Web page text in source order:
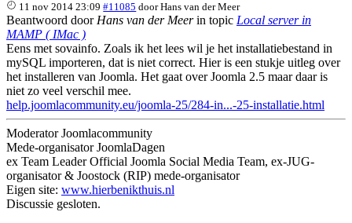
11 nov 2014 23:09 #11085 doorHans van der Meer
Beantwoord door Hans van der Meerin topic Local server in
MAMP ( IMac )
Eens met sovainfo. Zoals ik het lees wil je het installatiebestand in
mySQL importeren, dat is niet correct. Hier is een stukje uitleg over
het installeren van Joomla. Het gaat over Joomla 2.5 maar daar is
niet zo veel verschil mee.
help.joomlacommunity.eu/joomla-25/284-in...-25-installatie.html
Moderator Joomlacommunity
Mede-organisator JoomlaDagen
ex Team Leader Official Joomla Social Media Team, ex-JUG-
organisator & Joostock (RIP) mede-organisator
Eigen site: www.hierbenikthuis.nl
Discussie gesloten.